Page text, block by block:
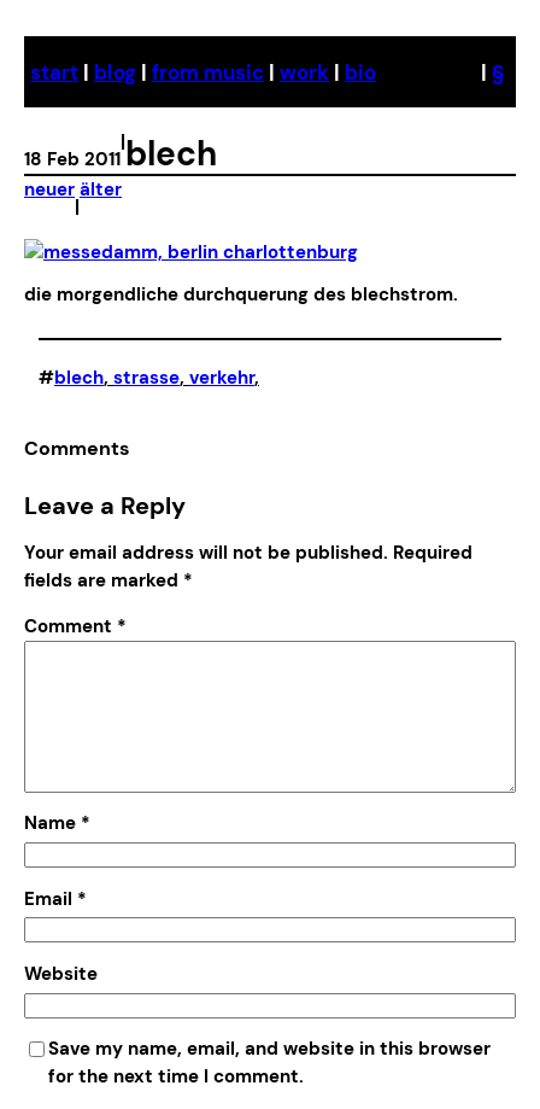
content
start | blog | from music | work | bio | §
18 Feb 2011
|blech
neuer
|
älter
die morgendliche durchquerung des blechstrom.
#blech, strasse, verkehr,
Comments
Leave a Reply
Your email address will not be published. Required
fields are marked *
Comment *
Name *
Email *
Website
Save my name, email, and website in this browser
for the next time I comment.